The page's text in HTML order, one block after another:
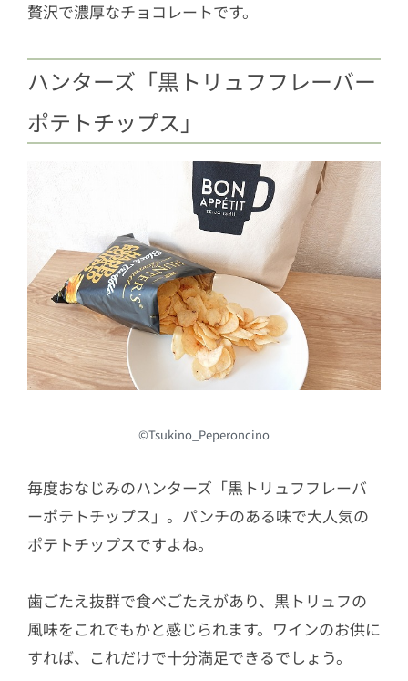
贅沢で濃厚なチョコレートです。
ハンターズ「黒トリュフフレーバー
ポテトチップス」
©Tsukino_Peperoncino
毎度おなじみのハンターズ「黒トリュフフレーバ
ーポテトチップス」。パンチのある味で大人気の
ポテトチップスですよね。
歯ごたえ抜群で食べごたえがあり、黒トリュフの
風味をこれでもかと感じられます。ワインのお供に
すれば、これだけで十分満足できるでしょう。